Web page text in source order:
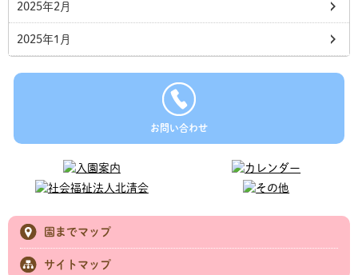
2025年2月
2025年1月
お問い合わせ
園までマップ
サイトマップ